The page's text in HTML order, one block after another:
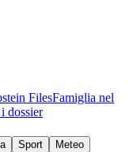
FilesFamiglia nel
dossier
Sport
Meteo